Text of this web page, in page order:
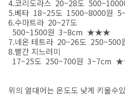
4.코리도라스 20~28도
5.베타 18~25도 1500~8000
6.수마트라 20~27도
500~1500원 3~8cm ★★★
7.네온 테트라 20~26도
8.빨간 지느러미
17~25도 250~700원
위의 열대어는 온도도 낮게 키울수